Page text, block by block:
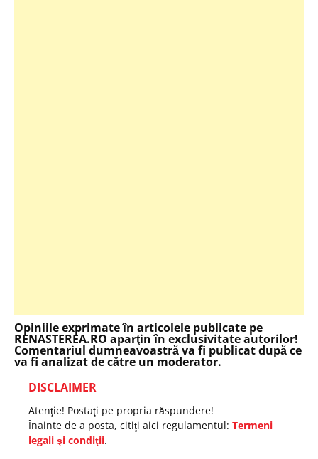
Opiniile exprimate în articolele publicate pe
RENASTEREA.RO aparţin în exclusivitate autorilor!
Comentariul dumneavoastră va fi publicat după ce
va fi analizat de către un moderator.
DISCLAIMER
Atenţie! Postaţi pe propria răspundere!
Înainte de a posta, citiţi aici regulamentul: Termeni
legali şi condiţii.